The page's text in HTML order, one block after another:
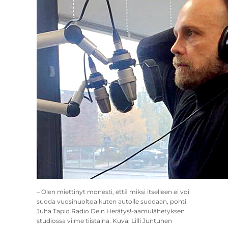
– Olen miettinyt monesti, että miksi itselleen ei voi
suoda vuosihuoltoa kuten autolle suodaan, pohti
Juha Tapio Radio Dein Herätys!-aamulähetyksen
studiossa viime tiistaina. Kuva: Lilli Juntunen